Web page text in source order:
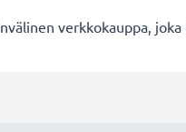
verkkokauppa,